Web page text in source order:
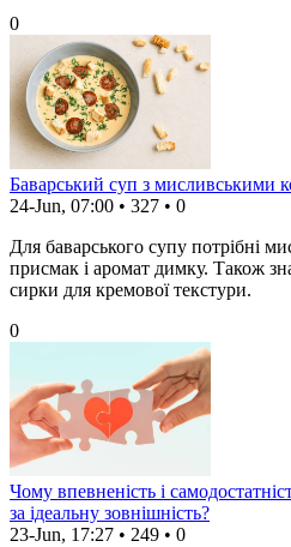
0
Баварський суп з мисливськими
24-Jun, 07:00 • 327 • 0
Для баварського супу потрібні
присмак і аромат димку. Також
сирки для кремової текстури.
0
Чому впевненість і
за ідеальну зовнішність?
23-Jun, 17:27 • 249 • 0